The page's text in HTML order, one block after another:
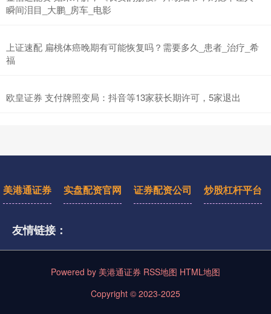
瞬间泪目_大鹏_房车_电影
上证速配 扁桃体癌晚期有可能恢复吗？需要多久_患者_治疗_希
福
欧皇证券 支付牌照变局：抖音等13家获长期许可，5家退出
美港通证券 实盘配资官网 证券配资公司 炒股杠杆平台
友情链接：
Powered by 美港通证券 RSS地图 HTML地图
Copyright © 2023-2025